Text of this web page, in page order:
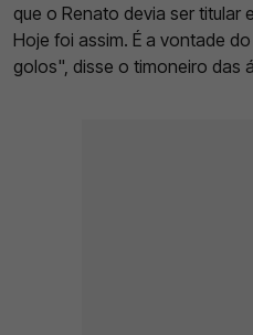
que o Renato devia ser titular
Hoje foi assim. É a vontade
golos", disse o timoneiro das